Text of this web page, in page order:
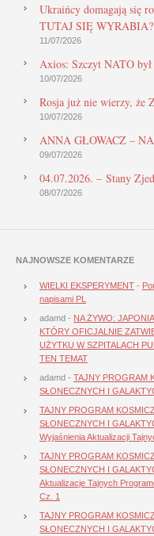
Ukraińcy domagają się
TUTAJ SIĘ
11/07/2026
Axios: Szczyt NATO
10/07/2026
Rosja już nie wierzy, że
10/07/2026
ANNA GŁOWACZ –
09/07/2026
04.07.2026. – Stany
08/07/2026
NAJNOWSZE KOMENTARZE
WIELKI EKSPERYMENT -
napisami PL
adamd - NA ŻYWO:
KTÓRY OFICJALNIE
UŻYTKU W SZPITALACH
TEN TEMAT
adamd - TAJNY PROGRAM
SŁONECZNYCH I
TAJNY PROGRAM
SŁONECZNYCH I
Wyjaśnienia Aktualizacji
TAJNY PROGRAM
SŁONECZNYCH I
Aktualizacje Tajnych
Cz. 1
TAJNY PROGRAM
SŁONECZNYCH I